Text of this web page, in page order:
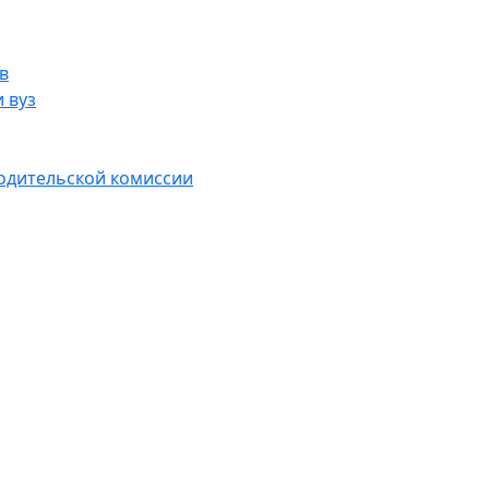
вуз
комиссии